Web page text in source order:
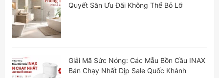
Quyết Săn Ưu Đãi Không Thể Bỏ Lỡ
Giải Mã Sức Nóng: Các Mẫu Bồn Cầu INAX
Bán Chạy Nhất Dịp Sale Quốc Khánh